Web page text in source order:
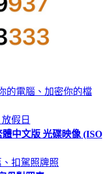
的電腦、加密你的檔
假日
中文版 光碟映像 (ISO
扣駕照牌照